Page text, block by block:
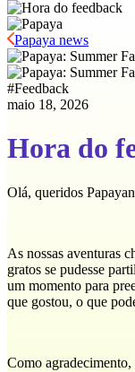
Papaya news
#Feedback
maio 18, 2026
Hora do
Olá, queridos
As nossas aventuras
gratos se pudesse
um momento para
que gostou, o que
Como